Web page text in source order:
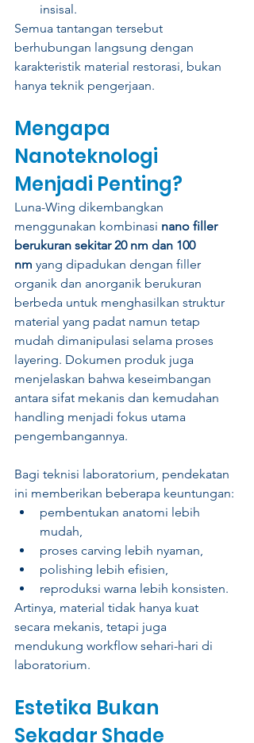
insisal.
Semua tantangan tersebut
berhubungan langsung dengan
karakteristik material restorasi, bukan
hanya teknik pengerjaan.
Mengapa
Nanoteknologi
Menjadi Penting?
Luna-Wing dikembangkan
menggunakan kombinasi nano filler
berukuran sekitar 20 nm dan 100
nm yang dipadukan dengan filler
organik dan anorganik berukuran
berbeda untuk menghasilkan struktur
material yang padat namun tetap
mudah dimanipulasi selama proses
layering. Dokumen produk juga
menjelaskan bahwa keseimbangan
antara sifat mekanis dan kemudahan
handling menjadi fokus utama
pengembangannya.
Bagi teknisi laboratorium, pendekatan
ini memberikan beberapa keuntungan:
pembentukan anatomi lebih
mudah,
proses carving lebih nyaman,
polishing lebih efisien,
reproduksi warna lebih konsisten.
Artinya, material tidak hanya kuat
secara mekanis, tetapi juga
mendukung workflow sehari-hari di
laboratorium.
Estetika Bukan
Sekadar Shade